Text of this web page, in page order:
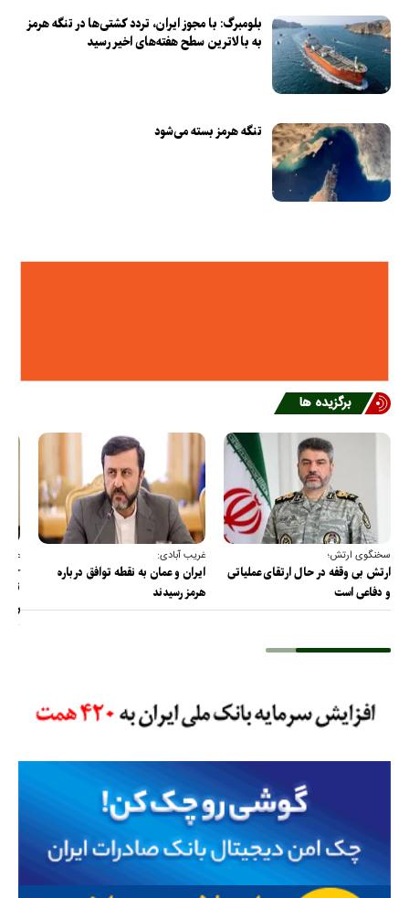
بلومبرگ: با مجوز ایران، تردد کشتی‌ها در تنگه هرمز
به بالاترین سطح هفته‌های اخیر رسید
تنگه هرمز بسته می‌شود
برگزیده ها
سخنگوی ارتش؛
ارتش بی وقفه در حال ارتقای عملیاتی
و دفاعی است
غریب آبادی:
ایران و عمان به نقطه توافق درباره
هرمز رسیدند
عضو
را